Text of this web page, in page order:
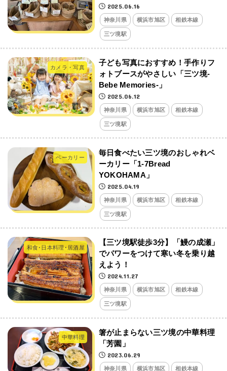
2025.06.16
神奈川県 横浜市旭区 相鉄本線
三ツ境駅
カメラ・写真
子ども写真におすすめ！手作りフ
ォトブースがやさしい「三ツ境-
Bebe Memories-」
2025.06.12
神奈川県 横浜市旭区 相鉄本線
三ツ境駅
ベーカリー
毎日食べたい三ツ境のおしゃれベ
ーカリー「1-7Bread
YOKOHAMA」
2025.04.19
神奈川県 横浜市旭区 相鉄本線
三ツ境駅
和食･日本料理･居酒屋
【三ツ境駅徒歩3分】「鰻の成瀬」
でパワーをつけて寒い冬を乗り越
えよう！
2024.11.27
神奈川県 横浜市旭区 相鉄本線
三ツ境駅
中華料理
箸が止まらない三ツ境の中華料理
「芳園」
2023.06.29
神奈川県 横浜市旭区 相鉄本線